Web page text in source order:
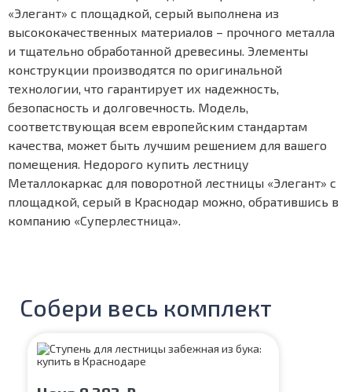
«Элегант» с площадкой, серый выполнена из
высококачественных материалов – прочного металла
и тщательно обработанной древесины. Элементы
конструкции производятся по оригинальной
технологии, что гарантирует их надежность,
безопасность и долговечность. Модель,
соответствующая всем европейским стандартам
качества, может быть лучшим решением для вашего
помещения. Недорого купить лестницу
Металлокаркас для поворотной лестницы «Элегант» с
площадкой, серый в Краснодар можно, обратившись в
компанию «Суперлестница».
Собери весь комплект